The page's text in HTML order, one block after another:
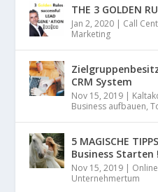
THE 3 GOLDEN
Jan 2, 2020 | Call
Marketing
CRM System
Nov 15, 2019 |
Business aufbauen,
5 MAGISCHE
Business Starten !
Nov 15, 2019 |
Unternehmertum